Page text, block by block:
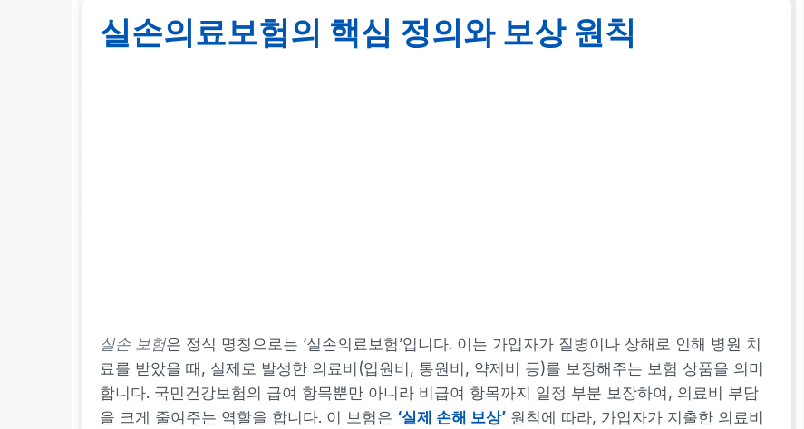
실손의료보험의 핵심 정의와 보상 원칙
실손 보험은 정식 명칭으로는 ‘실손의료보험’입니다. 이는 가입자가 질병이나 상해로 인해 병원 치
료를 받았을 때, 실제로 발생한 의료비(입원비, 통원비, 약제비 등)를 보장해주는 보험 상품을 의미
합니다. 국민건강보험의 급여 항목뿐만 아니라 비급여 항목까지 일정 부분 보장하여, 의료비 부담
을 크게 줄여주는 역할을 합니다. 이 보험은 ‘실제 손해 보상’ 원칙에 따라, 가입자가 지출한 의료비